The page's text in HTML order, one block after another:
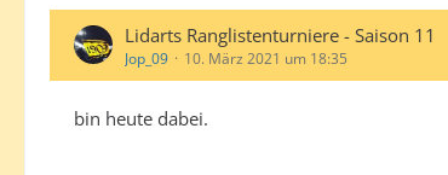
Lidarts Ranglistenturniere - Saison 11
Jop_09 10. März 2021 um 18:35
bin heute dabei.